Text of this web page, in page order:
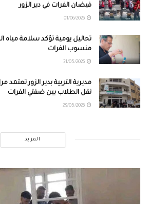
فيضان الفرات في دير الزور
تحاليل يومية تؤكد سلامة مياه
منسوب الفرات
مديرية التربية بدير الزور تعتمد
نقل الطلاب بين ضفتي الفرات
المزيد